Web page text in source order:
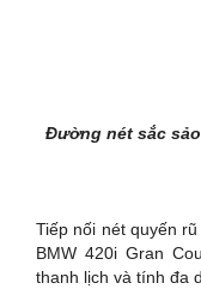
Đường nét sắc
Tiếp nối nét quyến
BMW 420i Gran
thanh lịch và tính đa